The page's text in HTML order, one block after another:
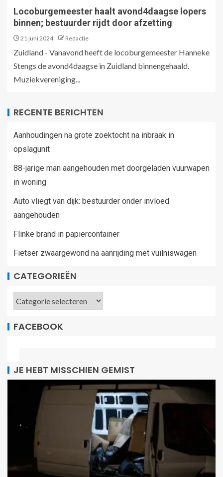
Locoburgemeester haalt avond4daagse lopers
binnen; bestuurder rijdt door afzetting
21 juni 2024 Redactie
Zuidland - Vanavond heeft de locoburgemeester Hanneke
Stengs de avond4daagse in Zuidland binnengehaald.
Muziekvereniging...
RECENTE BERICHTEN
Aanhoudingen na grote zoektocht na inbraak in
opslagunit
88-jarige man aangehouden met doorgeladen vuurwapen
in woning
Auto vliegt van dijk: bestuurder onder invloed
aangehouden
Flinke brand in papiercontainer
Fietser zwaargewond na aanrijding met vuilniswagen
CATEGORIEËN
FACEBOOK
JE HEBT MISSCHIEN GEMIST